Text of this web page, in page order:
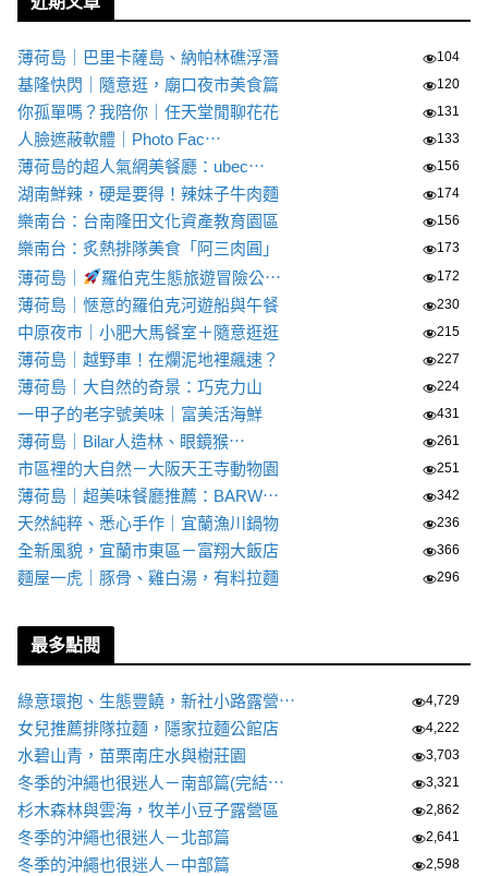
薄荷島｜巴里卡薩島、納帕林礁浮潛 104
基隆快閃｜隨意逛，廟口夜市美食篇 120
你孤單嗎？我陪你｜任天堂閒聊花花 131
人臉遮蔽軟體｜Photo Fac⋯ 133
薄荷島的超人氣網美餐廳：ubec⋯ 156
湖南鮮辣，硬是要得！辣妹子牛肉麵 174
樂南台：台南隆田文化資產教育園區 156
樂南台：炙熱排隊美食「阿三肉圓」 173
薄荷島｜ 羅伯克生態旅遊冒險公⋯ 172
薄荷島｜愜意的羅伯克河遊船與午餐 230
中原夜市｜小肥大馬餐室＋隨意逛逛 215
薄荷島｜越野車！在爛泥地裡飆速？ 227
薄荷島｜大自然的奇景：巧克力山 224
一甲子的老字號美味｜富美活海鮮 431
薄荷島｜Bilar人造林、眼鏡猴⋯ 261
市區裡的大自然－大阪天王寺動物園 251
薄荷島｜超美味餐廳推薦：BARW⋯ 342
天然純粹、悉心手作｜宜蘭漁川鍋物 236
全新風貌，宜蘭市東區－富翔大飯店 366
麵屋一虎｜豚骨、雞白湯，有料拉麵 296
最多點閱
綠意環抱、生態豐饒，新社小路露營⋯ 4,729
女兒推薦排隊拉麵，隱家拉麵公館店 4,222
水碧山青，苗栗南庄水與樹莊園 3,703
冬季的沖繩也很迷人－南部篇(完結⋯ 3,321
杉木森林與雲海，牧羊小豆子露營區 2,862
冬季的沖繩也很迷人－北部篇 2,641
冬季的沖繩也很迷人－中部篇 2,598